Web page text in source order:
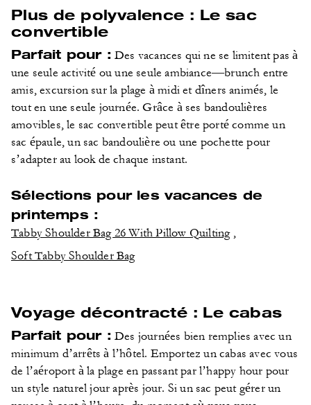
Plus de polyvalence : Le sac
convertible
Parfait pour : Des vacances qui ne se limitent pas à
une seule activité ou une seule ambiance—brunch entre
amis, excursion sur la plage à midi et dîners animés, le
tout en une seule journée. Grâce à ses bandoulières
amovibles, le sac convertible peut être porté comme un
sac épaule, un sac bandoulière ou une pochette pour
s’adapter au look de chaque instant.
Sélections pour les vacances de
printemps :
Tabby Shoulder Bag 26 With Pillow Quilting,
Soft Tabby Shoulder Bag
Voyage décontracté : Le cabas
Parfait pour : Des journées bien remplies avec un
minimum d’arrêts à l’hôtel. Emportez un cabas avec vous
de l’aéroport à la plage en passant par l’happy hour pour
un style naturel jour après jour. Si un sac peut gérer un